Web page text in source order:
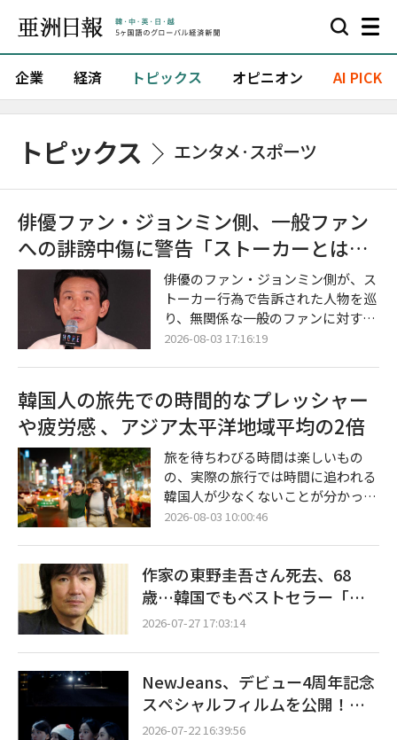
企業 経済 トピックス オピニオン AI PICK
トピックス エンタメ·スポーツ
俳優ファン・ジョンミン側、一般ファン
への誹謗中傷に警告「ストーカーとは無
関係」
俳優のファン・ジョンミン側が、ス
トーカー行為で告訴された人物を巡
り、無関係な一般のファンに対する
悪質な誹謗中傷や憶測コメントをや
を通じて「ファン・ジョンミンとは
無関係の一般ファンに対し、オンラ
イン上で無分別な批判や罵倒が拡散
されている」とし、「現在言及され
ている人物は純粋なファンであり、
ストーカーではない」と説明した。
事実確認のない非難を直ちに止める
日、オンラインコミュニティを中心
に、フ
2026-08-03 17:16:19
韓国人の旅先での時間的なプレッシャー
や疲労感 、アジア太平洋地域平均の2倍
旅を待ちわびる時間は楽しいもの
の、実際の旅行では時間に追われる
韓国人が少なくないことが分かっ
た。特に韓国人は、旅先での時間的
の平均を大きく上回った。 グローバ
ル旅行プラットフォームのブッキン
を含むAPAC10カ国の旅行者1万1,36
人を対象に実施した「旅行幸福度指
数（Travel Happiness Index）」調
査の結果を発表した。調査では、旅
行者が満足感を得る要素と、旅先で
負担を感じる状況について掘り下げ
2026-08-03 10:00:46
作家の東野圭吾さん死去、68
歳…韓国でもベストセラー「容
疑者Xの献身」など多数の名作
2026-07-27 17:03:14
NewJeans、デビュー4周年記念
スペシャルフィルムを公開！…
活動再開へ青信号か
2026-07-22 16:39:56